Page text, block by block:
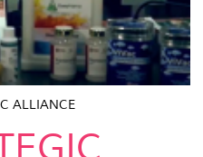
ALLIANCE